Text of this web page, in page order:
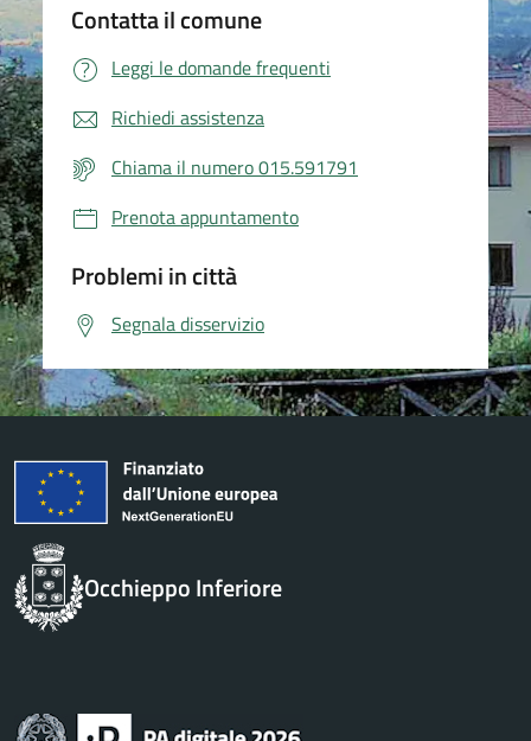
Contatta il comune
Leggi le domande frequenti
Richiedi assistenza
Chiama il numero 015.591791
Prenota appuntamento
Problemi in città
Segnala disservizio
Occhieppo Inferiore